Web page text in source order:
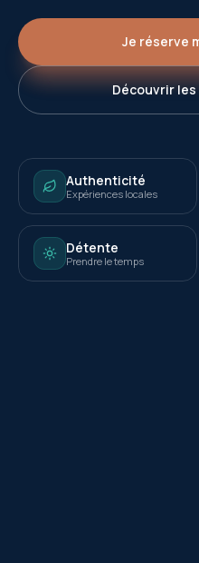
Je réserve
Découvrir
Authenticité
Expériences locales
Détente
Prendre le temps